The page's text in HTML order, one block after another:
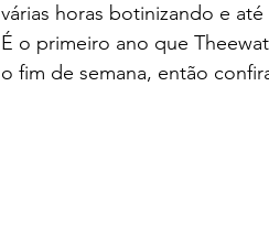
várias horas botinizando e
É o primeiro ano que
o fim de semana, então